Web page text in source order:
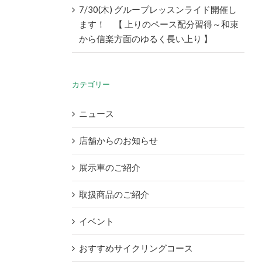
7/30(木) グループレッスンライド開催し
ます！ 【 上りのペース配分習得～和束
から信楽方面のゆるく長い上り 】
カテゴリー
ニュース
店舗からのお知らせ
展示車のご紹介
取扱商品のご紹介
イベント
おすすめサイクリングコース